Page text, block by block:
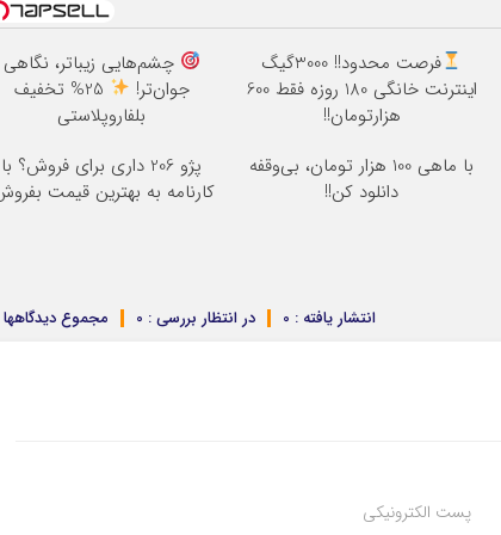
فرصت محدود!! 3000گیگ
اینترنت خانگی 180 روزه فقط 600
هزارتومان!!
چشم‌هایی زیباتر، نگاهی
جوان‌تر!
25% تخفیف
بلفاروپلاستی
با ماهی 100 هزار تومان، بی‌وقفه
دانلود کن!!
پژو 206 داری برای فروش؟ با
کارنامه به بهترین قیمت
مجموع دیدگاهها در انتظار بررسی : 0 انتشار یافته : 0
پست الکترونیکی